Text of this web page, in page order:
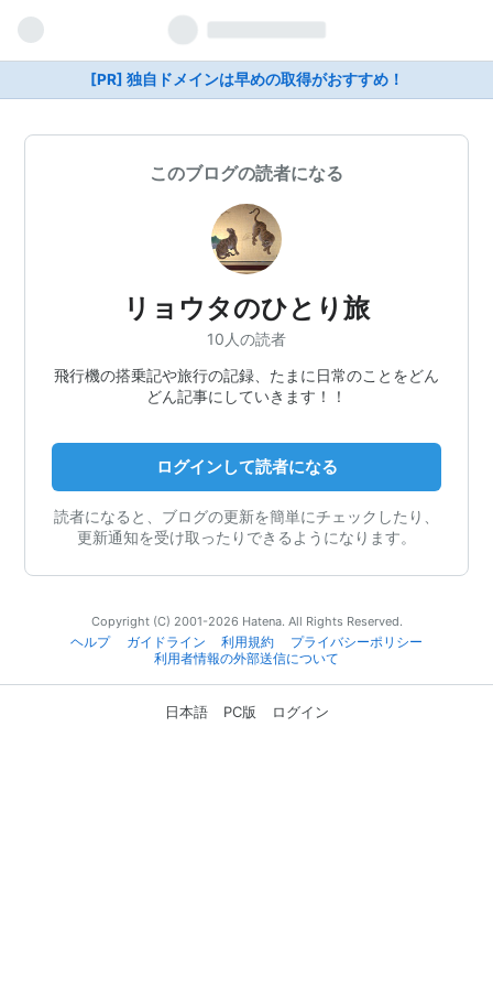
[PR] 独自ドメインは早めの取得がおすすめ！
このブログの読者になる
リョウタのひとり旅
10人の読者
飛行機の搭乗記や旅行の記録、たまに日常のことをどん
どん記事にしていきます！！
ログインして読者になる
読者になると、ブログの更新を簡単にチェックしたり、
更新通知を受け取ったりできるようになります。
Copyright (C) 2001-2026 Hatena. All Rights Reserved.
ヘルプ
ガイドライン 利用規約
プライバシーポリシー
利用者情報の外部送信について
日本語 PC版 ログイン